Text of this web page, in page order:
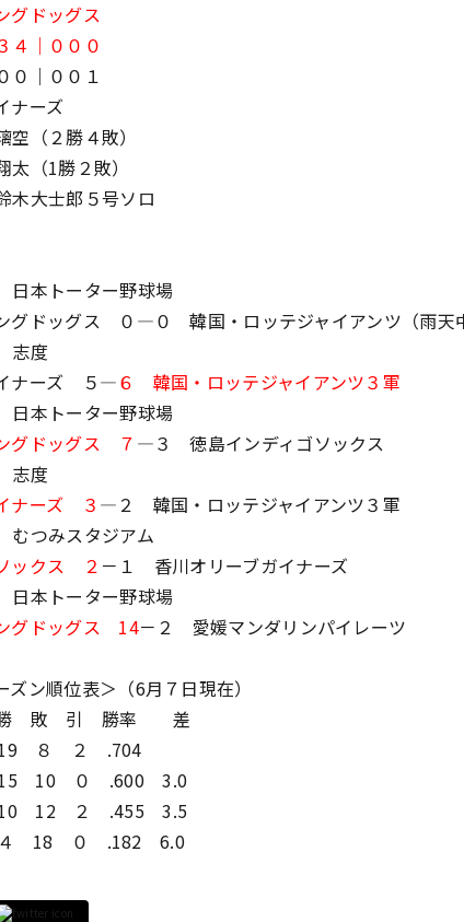
グドッグス
４｜０００
０｜００１
ナーズ
（２勝４敗）
（1勝２敗）
大士郎５号ソロ
本トーター野球場
グドッグス ０―０ 韓国・ロッテジャイアンツ（雨天
志度
ナーズ ５―６ 韓国・ロッテジャイアンツ３軍
本トーター野球場
グドッグス ７ ―３ 徳島インディゴソックス
志度
ナーズ ３ ―２ 韓国・ロッテジャイアンツ３軍
つみスタジアム
ックス ２ －１ 香川オリーブガイナーズ
本トーター野球場
グドッグス 14－２ 愛媛マンダリンパイレーツ
ズン順位表＞（6月７日現在）
引 勝率 差
８ ２ .704
10 ０ .600 3.0
12 ２ .455 3.5
18 ０ .182 6.0